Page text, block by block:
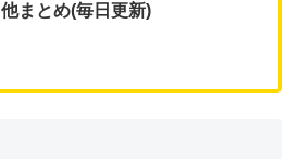
他まとめ(毎日更新)